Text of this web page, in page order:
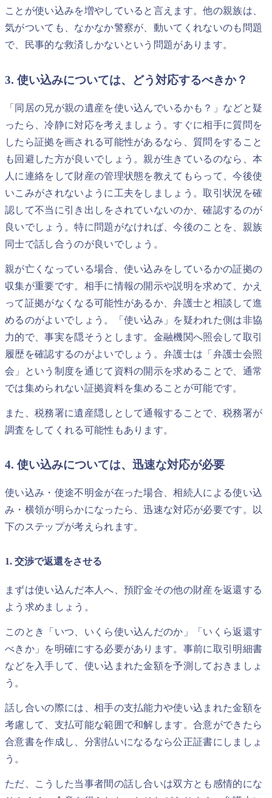
ことが使い込みを増やしていると言えます。他の親族は、
気がついても、なかなか警察が、動いてくれないのも問題
で、民事的な救済しかないという問題があります。
3. 使い込みについては、どう対応するべきか？
「同居の兄が親の遺産を使い込んでいるかも？」などと疑
ったら、冷静に対応を考えましょう。すぐに相手に質問を
したら証拠を画される可能性があるなら、質問をすること
も回避した方が良いでしょう。親が生きているのなら、本
人に連絡をして財産の管理状態を教えてもらって、今後使
いこみがされないように工夫をしましょう。取引状況を確
認して不当に引き出しをされていないのか、確認するのが
良いでしょう。特に問題がなければ、今後のことを、親族
同士で話し合うのが良いでしょう。
親が亡くなっている場合、使い込みをしているかの証拠の
収集が重要です。相手に情報の開示や説明を求めて、かえ
って証拠がなくなる可能性があるか、弁護士と相談して進
めるのがよいでしょう。「使い込み」を疑われた側は非協
力的で、事実を隠そうとします。金融機関へ照会して取引
履歴を確認するのがよいでしょう。弁護士は「弁護士会照
会」という制度を通じて資料の開示を求めることで、通常
では集められない証拠資料を集めることが可能です。
また、税務署に遺産隠しとして通報することで、税務署が
調査をしてくれる可能性もあります。
4. 使い込みについては、迅速な対応が必要
使い込み・使途不明金が在った場合、相続人による使い込
み・横領が明らかになったら、迅速な対応が必要です。以
下のステップが考えられます。
1. 交渉で返還をさせる
まずは使い込んだ本人へ、預貯金その他の財産を返還する
よう求めましょう。
このとき「いつ、いくら使い込んだのか」「いくら返還す
べきか」を明確にする必要があります。事前に取引明細書
などを入手して、使い込まれた金額を予測しておきましょ
う。
話し合いの際には、相手の支払能力や使い込まれた金額を
考慮して、支払可能な範囲で和解します。合意ができたら
合意書を作成し、分割払いになるなら公正証書にしましょ
う。
ただ、こうした当事者間の話し合いは双方とも感情的にな